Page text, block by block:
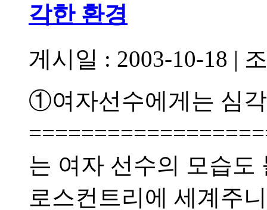
각한 환경
게시일 : 2003-10-18 |
①여자선수에게는 심
는 여자 선수의 모습도
로스컨트리에 세계주